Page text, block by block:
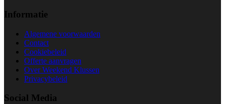
Informatie
Algemene voorwaarden
Contact
Cookiebeleid
Offerte aanvragen
Over Weekend Klussen
Privacybeleid
Social Media